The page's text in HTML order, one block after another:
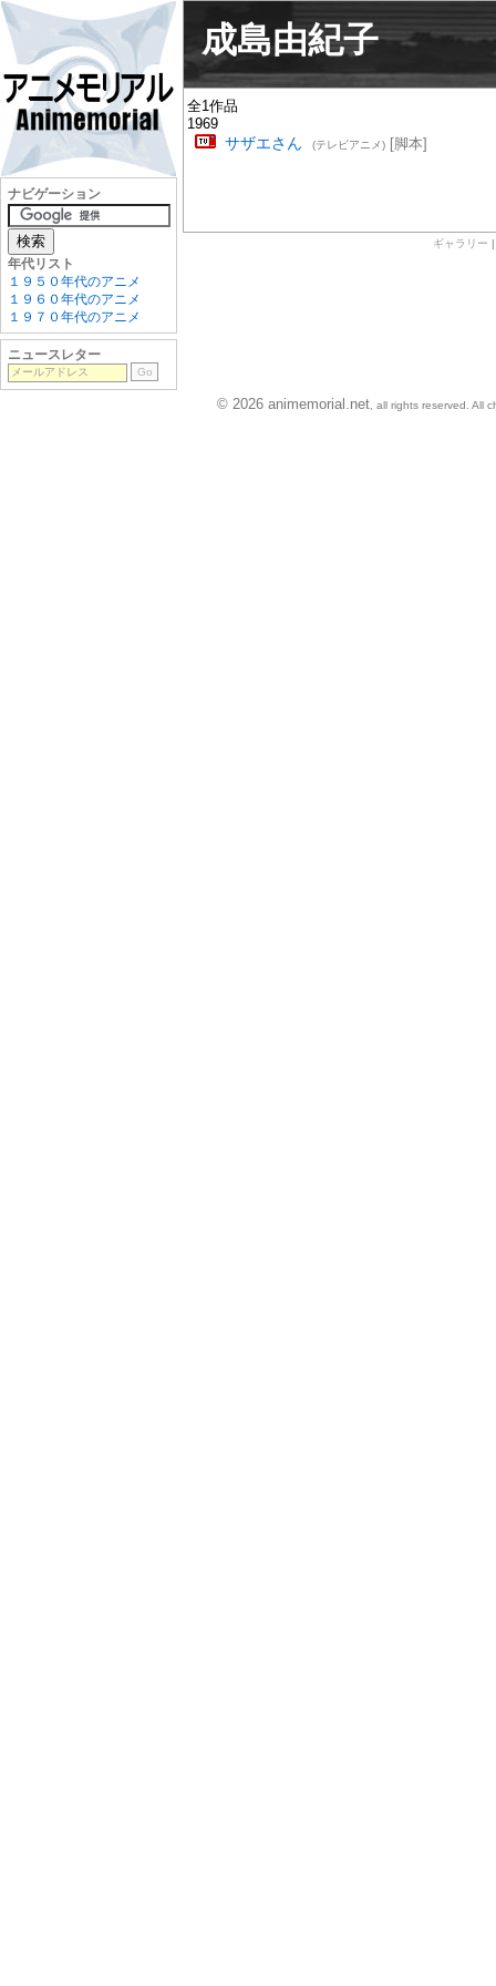
成島由紀子
全1作品
1969
サザエさん (テレビアニメ)[脚本]
ギャラリー
ナビゲーション
年代リスト
１９５０年代のアニメ
１９６０年代のアニメ
１９７０年代のアニメ
ニュースレター
© 2026 animemorial.net , all rights reserved. All